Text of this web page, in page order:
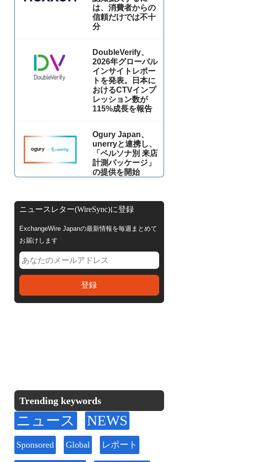
は、消費者からの
信頼だけでは不十
分
DoubleVerify、
2026年グローバル
インサイトレポー
トを発表。日本に
おけるCTVインプ
レッション数が
115%成⻑を報告
Ogury Japan、
unerryと連携し、
「ペルソナ別 来店
計測パッケージ」
の提供を開始
ニュースレター(WireSync)に登録
ExchangeWire Japanの最新情報を毎週まとめて
お届けします
Trending keywords
ニュース NEWS
Sponsored Global レポート